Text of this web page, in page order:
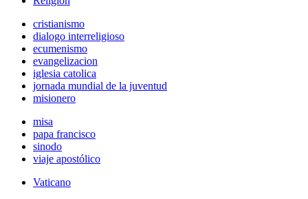
cristianismo
dialogo interreligioso
ecumenismo
evangelizacion
iglesia catolica
jornada mundial de la juventud
misionero
misa
papa francisco
sinodo
viaje apostólico
Vaticano